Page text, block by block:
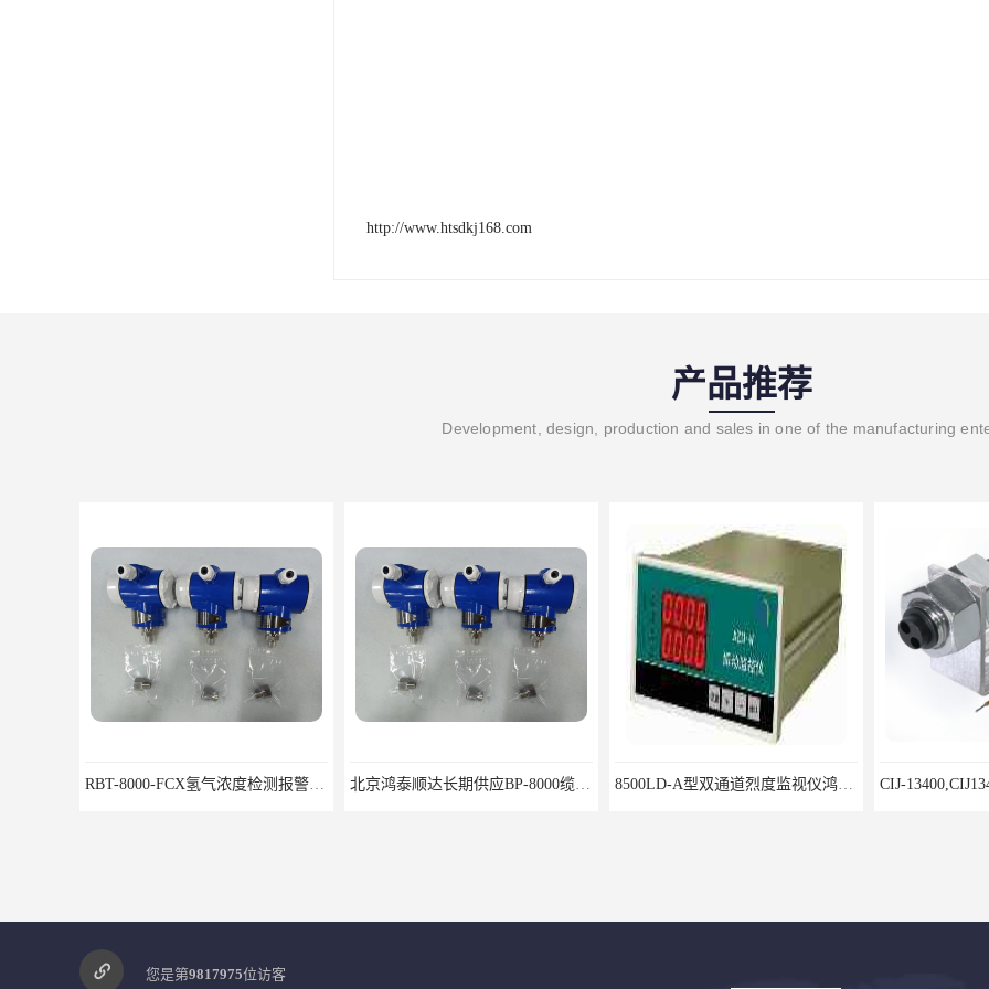
http://www.htsdkj168.com
产品推荐
Development, design, production and sales in one of the manufacturing
RBT-8000-FCX氢气浓度检测报警器北京地区供应商 北京鸿泰顺达长期供应BP-8000缆式液位计，0-5米现场显示；BP-8000缆式液位计，0-5米现场显示询价电话 8500LD-A型双通道烈度监视仪鸿泰产品性价比好
您是第9817975位访客